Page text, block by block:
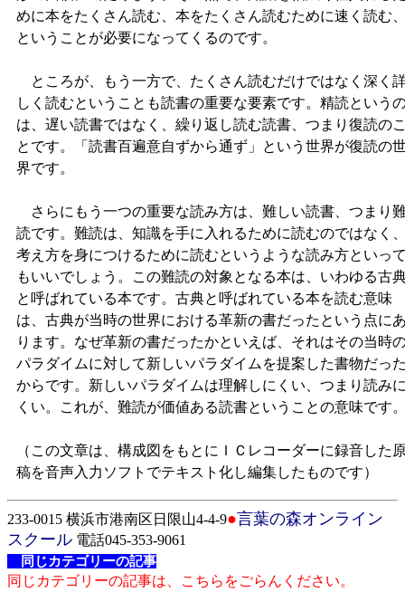
めに本をたくさん読む、本をたくさん読むために速く読む
ということが必要になってくるのです。
ところが、もう一方で、たくさん読むだけではなく深く
しく読むということも読書の重要な要素です。精読という
は、遅い読書ではなく、繰り返し読む読書、つまり復読の
とです。「読書百遍意自ずから通ず」という世界が復読の
界です。
さらにもう一つの重要な読み方は、難しい読書、つまり
読です。難読は、知識を手に入れるために読むのではなく
考え方を身につけるために読むというような読み方といっ
もいいでしょう。この難読の対象となる本は、いわゆる古
と呼ばれている本です。古典と呼ばれている本を読む意味
は、古典が当時の世界における革新の書だったという点に
ります。なぜ革新の書だったかといえば、それはその当時
パラダイムに対して新しいパラダイムを提案した書物だっ
からです。新しいパラダイムは理解しにくい、つまり読み
くい。これが、難読が価値ある読書ということの意味です
（この文章は、構成図をもとにＩＣレコーダーに録音した
稿を音声入力ソフトでテキスト化し編集したものです）
233-0015 横浜市港南区日限山4-4-9●言葉の森オンライン
スクール 電話045-353-9061
同じカテゴリーの記事
同じカテゴリーの記事は、こちらをごらんください。